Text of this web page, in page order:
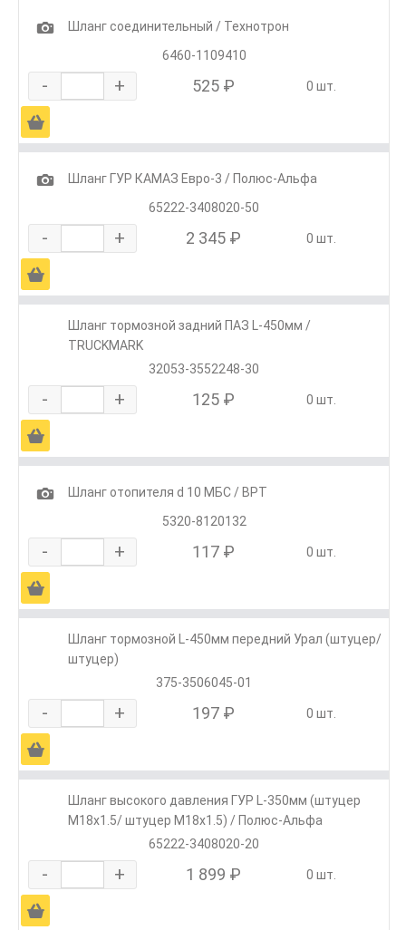
1
Шланг соединительный / Технотрон
6460-1109410
- + 525 ₽ 0 шт.
Ä
1
Шланг ГУР КАМАЗ Евро-3 / Полюс-Альфа
65222-3408020-50
- + 2 345 ₽ 0 шт.
Ä
Шланг тормозной задний ПАЗ L-450мм /
TRUCKMARK
32053-3552248-30
- + 125 ₽ 0 шт.
Ä
1
Шланг отопителя d 10 МБС / ВРТ
5320-8120132
- + 117 ₽ 0 шт.
Ä
Шланг тормозной L-450мм передний Урал (штуцер/
штуцер)
375-3506045-01
- + 197 ₽ 0 шт.
Ä
Шланг высокого давления ГУР L-350мм (штуцер
М18х1.5/ штуцер М18х1.5) / Полюс-Альфа
65222-3408020-20
- + 1 899 ₽ 0 шт.
Ä